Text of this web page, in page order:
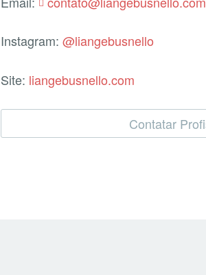
Instagram:@liangebusnello
Site: liangebusnello.com